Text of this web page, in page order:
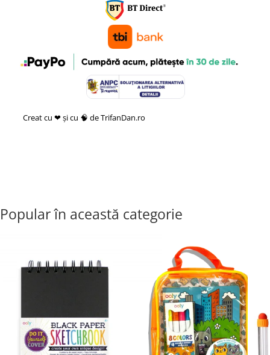
Creat cu ❤ și cu 🧠 de TrifanDan.ro
Popular în această categorie